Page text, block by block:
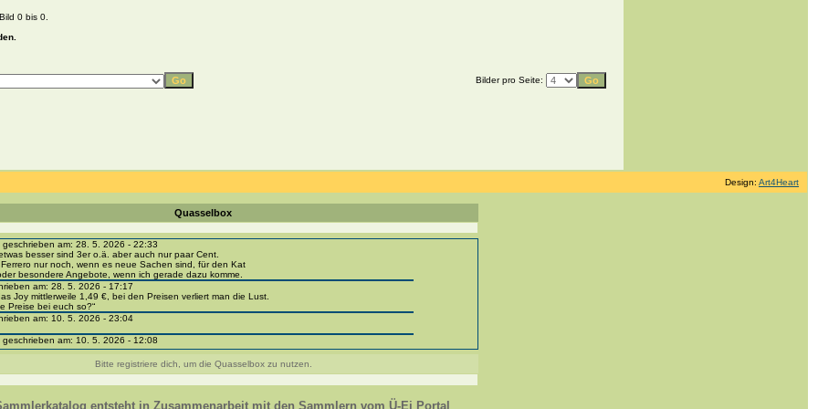
0 bis 0.
Bilder pro Seite:
Design: Art4Heart
Quasselbox
geschrieben am: 28. 5. 2026 - 22:33
besser sind 3er o.ä. aber auch nur paar Cent.
nur noch, wenn es neue Sachen sind, für den Kat
besondere Angebote, wenn ich gerade dazu komme.
am: 28. 5. 2026 - 17:17
Joy mittlerweile 1,49 €, bei den Preisen verliert man die Lust.
Preise bei euch so?“
am: 10. 5. 2026 - 23:04
geschrieben am: 10. 5. 2026 - 12:08
portal-sammlerkatalog.de/categories.php?cat_id=1043
- BPZ obere Reihe
zur Strafe die nächsten 3 Monate keine Ü-Eier bekommen ;))
310, 318 und 326 habe ich keine BPZ
Bitte registriere dich, um die Quasselbox zu nutzen.
entsteht in Zusammenarbeit mit den Sammlern vom Ü-Ei Portal